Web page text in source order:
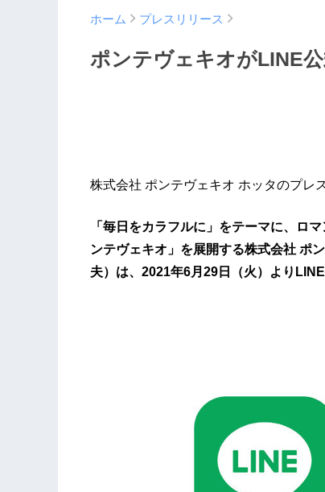
ホーム プレスリリース
ポンテヴェキオがLINE
株式会社 ポンテヴェキオ ホッタのプレ
「毎日をカラフルに」をテーマに、ロ
ンテヴェキオ」を展開する株式会社 ポ
夫）は、2021年6月29日（火）より